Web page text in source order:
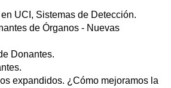
UCI, Sistemas de Detección.
de Órganos - Nuevas
Donantes.
expandidos. ¿Cómo mejoramos la